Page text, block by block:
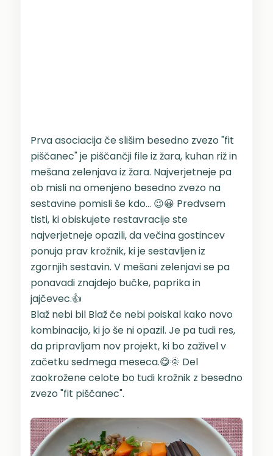
Prva asociacija če slišim besedno zvezo "fit
piščanec" je piščančji file iz žara, kuhan riž in
mešana zelenjava iz žara. Najverjetneje pa
ob misli na omenjeno besedno zvezo na
sestavine pomisli še kdo... 😉😀 Predvsem
tisti, ki obiskujete restavracije ste
najverjetneje opazili, da večina gostincev
ponuja prav krožnik, ki je sestavljen iz
zgornjih sestavin. V mešani zelenjavi se pa
ponavadi znajdejo bučke, paprika in
jajčevec.👍
Blaž nebi bil Blaž če nebi poiskal kako novo
kombinacijo, ki jo še ni opazil. Je pa tudi res,
da pripravljam nov projekt, ki bo zaživel v
začetku sedmega meseca.😋🌞 Del
zaokrožene celote bo tudi krožnik z besedno
zvezo "fit piščanec".